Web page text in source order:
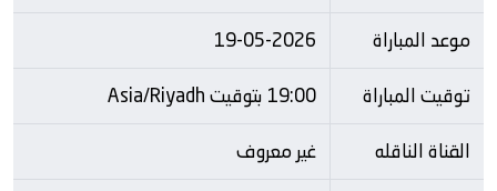
موعد المباراة
19-05-2026
توقيت المباراة
19:00 بتوقيت Asia/Riyadh
القناة الناقله
غير معروف